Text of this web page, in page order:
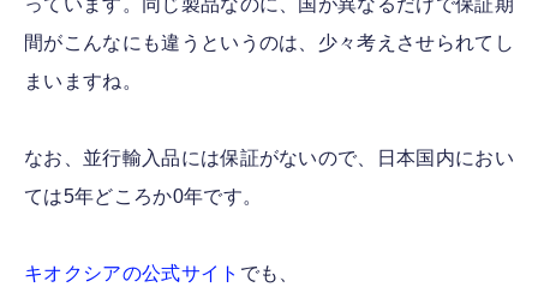
っています。同じ製品なのに、国が異なるだけで保証期
間がこんなにも違うというのは、少々考えさせられてし
まいますね。
なお、並行輸入品には保証がないので、日本国内におい
ては5年どころか0年です。
キオクシアの公式サイト でも、